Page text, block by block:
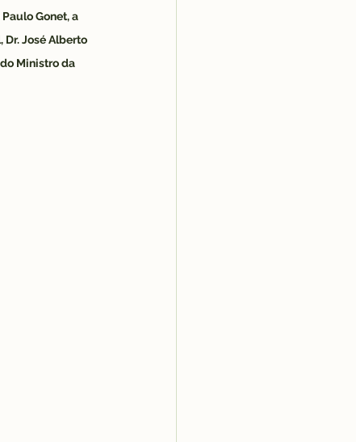
Gonet, a
José Alberto
Ministro da